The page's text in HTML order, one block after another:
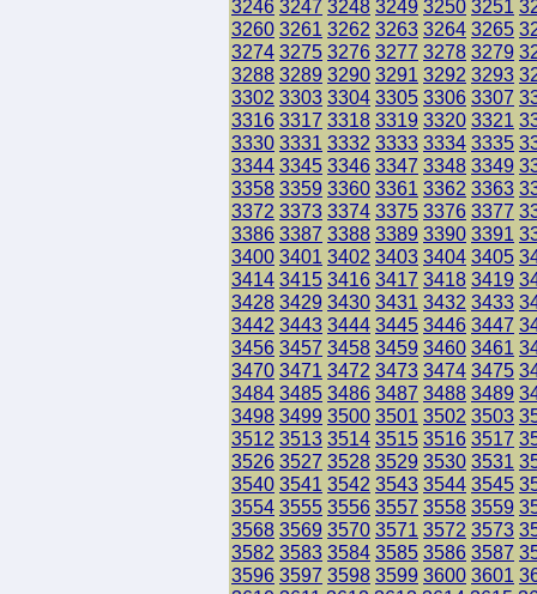
3246 3247 3248 3249 3250 3251
3260 3261 3262 3263 3264 3265
3274 3275 3276 3277 3278 3279
3288 3289 3290 3291 3292 3293
3302 3303 3304 3305 3306 3307
3316 3317 3318 3319 3320 3321
3330 3331 3332 3333 3334 3335
3344 3345 3346 3347 3348 3349
3358 3359 3360 3361 3362 3363
3372 3373 3374 3375 3376 3377
3386 3387 3388 3389 3390 3391
3400 3401 3402 3403 3404 3405
3414 3415 3416 3417 3418 3419
3428 3429 3430 3431 3432 3433
3442 3443 3444 3445 3446 3447
3456 3457 3458 3459 3460 3461
3470 3471 3472 3473 3474 3475
3484 3485 3486 3487 3488 3489
3498 3499 3500 3501 3502 3503
3512 3513 3514 3515 3516 3517
3526 3527 3528 3529 3530 3531
3540 3541 3542 3543 3544 3545
3554 3555 3556 3557 3558 3559
3568 3569 3570 3571 3572 3573
3582 3583 3584 3585 3586 3587
3596 3597 3598 3599 3600 3601